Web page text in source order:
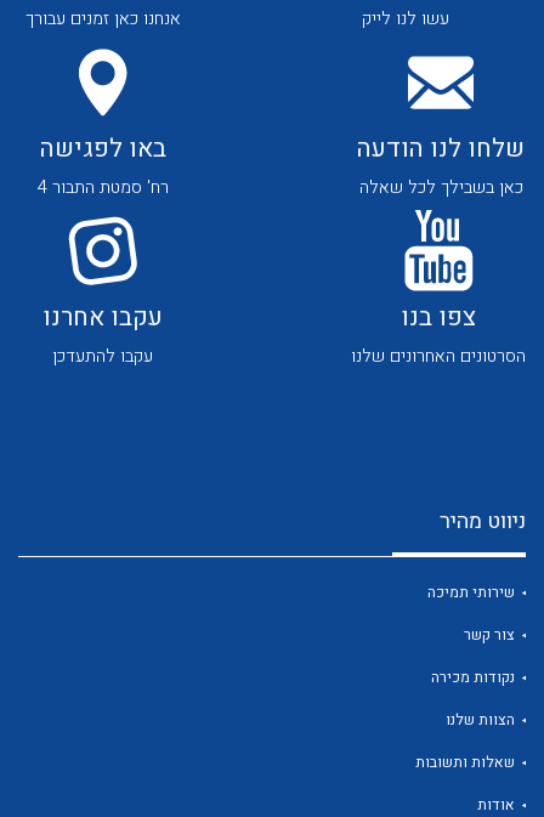
לכל מוצרי היצרן לכל מוצרי היצרן
לכל מוצרי היצרן לכל מוצרי היצרן
עשו לנו לייק אנחנו כאן זמנים עבורך
שלחו לנו הודעה
כאן בשבילך לכל שאלה
באו לפגישה
רח' סמטת התבור 4
צפו בנו
הסרטונים האחרונים שלנו
עקבו אחרנו
עקבו להתעדכן
ניווט מהיר
שירותי תמיכה
צור קשר
נקודות מכירה
הצוות שלנו
שאלות ותשובות
אודות